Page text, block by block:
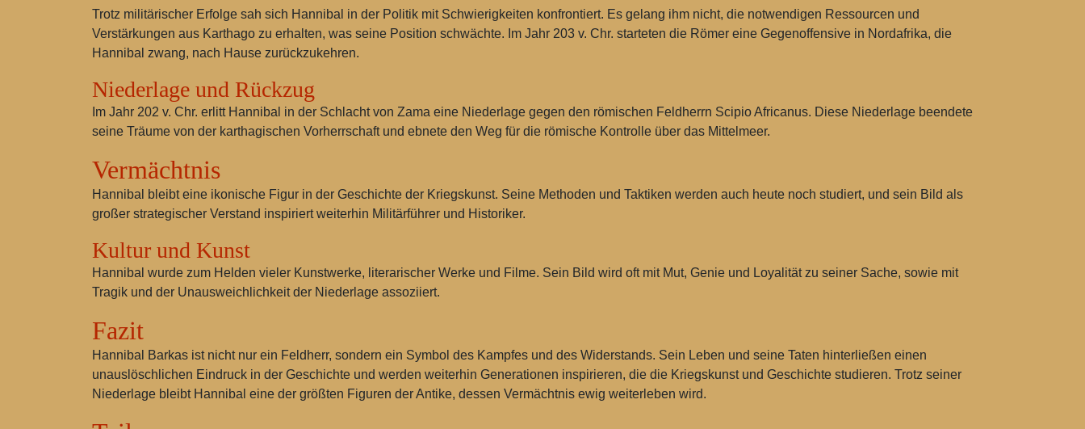
Trotz militärischer Erfolge sah sich Hannibal in der Politik mit Schwierigkeiten konfrontiert. Es gelang ihm nicht, die notwendigen Ressourcen und
Verstärkungen aus Karthago zu erhalten, was seine Position schwächte. Im Jahr 203 v. Chr. starteten die Römer eine Gegenoffensive in Nordafrika, die
Hannibal zwang, nach Hause zurückzukehren.
Niederlage und Rückzug
Im Jahr 202 v. Chr. erlitt Hannibal in der Schlacht von Zama eine Niederlage gegen den römischen Feldherrn Scipio Africanus. Diese Niederlage beendete
seine Träume von der karthagischen Vorherrschaft und ebnete den Weg für die römische Kontrolle über das Mittelmeer.
Vermächtnis
Hannibal bleibt eine ikonische Figur in der Geschichte der Kriegskunst. Seine Methoden und Taktiken werden auch heute noch studiert, und sein Bild als
großer strategischer Verstand inspiriert weiterhin Militärführer und Historiker.
Kultur und Kunst
Hannibal wurde zum Helden vieler Kunstwerke, literarischer Werke und Filme. Sein Bild wird oft mit Mut, Genie und Loyalität zu seiner Sache, sowie mit
Tragik und der Unausweichlichkeit der Niederlage assoziiert.
Fazit
Hannibal Barkas ist nicht nur ein Feldherr, sondern ein Symbol des Kampfes und des Widerstands. Sein Leben und seine Taten hinterließen einen
unauslöschlichen Eindruck in der Geschichte und werden weiterhin Generationen inspirieren, die die Kriegskunst und Geschichte studieren. Trotz seiner
Niederlage bleibt Hannibal eine der größten Figuren der Antike, dessen Vermächtnis ewig weiterleben wird.